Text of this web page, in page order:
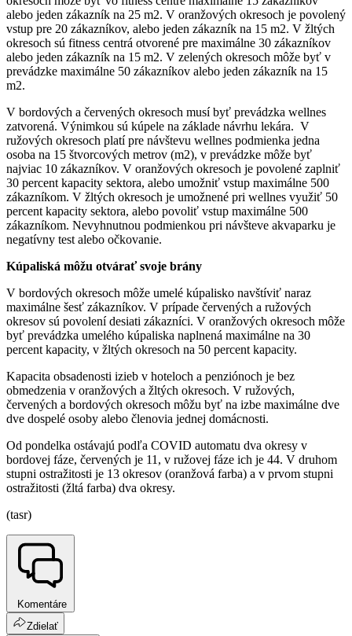
alebo jeden zákazník na 25 m2. V oranžových okresoch je povolený
vstup pre 20 zákazníkov, alebo jeden zákazník na 15 m2. V žltých
okresoch sú fitness centrá otvorené pre maximálne 30 zákazníkov
alebo jeden zákazník na 15 m2. V zelených okresoch môže byť v
prevádzke maximálne 50 zákazníkov alebo jeden zákazník na 15
m2.
V bordových a červených okresoch musí byť prevádzka wellnes
zatvorená. Výnimkou sú kúpele na základe návrhu lekára. V
ružových okresoch platí pre návštevu wellnes podmienka jedna
osoba na 15 štvorcových metrov (m2), v prevádzke môže byť
najviac 10 zákazníkov. V oranžových okresoch je povolené zaplniť
30 percent kapacity sektora, alebo umožniť vstup maximálne 500
zákazníkom. V žltých okresoch je umožnené pri wellnes využiť 50
percent kapacity sektora, alebo povoliť vstup maximálne 500
zákazníkom. Nevyhnutnou podmienkou pri návšteve akvaparku je
negatívny test alebo očkovanie.
Kúpaliská môžu otvárať svoje brány
V bordových okresoch môže umelé kúpalisko navštíviť naraz
maximálne šesť zákazníkov. V prípade červených a ružových
okresov sú povolení desiati zákazníci. V oranžových okresoch môže
byť prevádzka umelého kúpaliska naplnená maximálne na 30
percent kapacity, v žltých okresoch na 50 percent kapacity.
Kapacita obsadenosti izieb v hoteloch a penziónoch je bez
obmedzenia v oranžových a žltých okresoch. V ružových,
červených a bordových okresoch môžu byť na izbe maximálne dve
dve dospelé osoby alebo členovia jednej domácnosti.
Od pondelka ostávajú podľa COVID automatu dva okresy v
bordovej fáze, červených je 11, v ružovej fáze ich je 44. V druhom
stupni ostražitosti je 13 okresov (oranžová farba) a v prvom stupni
ostražitosti (žltá farba) dva okresy.
(tasr)
Komentáre
Zdielať